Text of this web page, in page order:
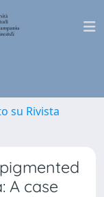
su Rivista
A case